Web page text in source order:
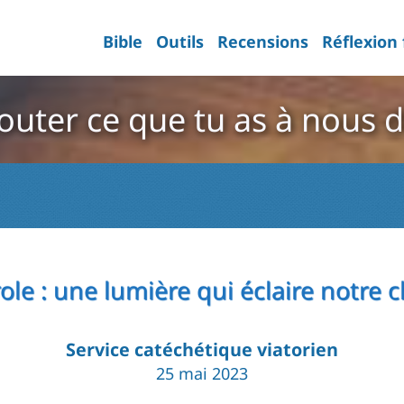
Bible Outils Recensions
ce que tu as à nous
: une lumière qui éclaire notre
Service catéchétique viatorien
25 mai 2023